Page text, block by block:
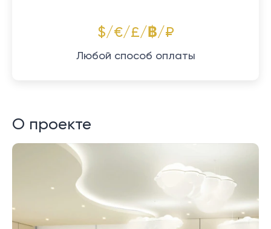
$/€/£/฿/₽
Любой способ оплаты
О проекте